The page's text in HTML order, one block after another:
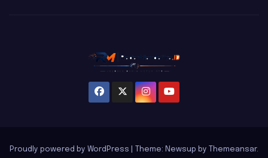
Proudly powered by WordPress Theme: Newsup by Themeansar.